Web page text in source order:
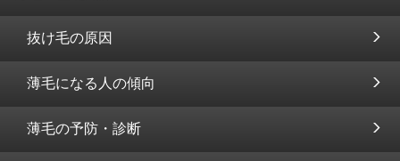
抜け毛の原因
薄毛になる人の傾向
薄毛の予防・診断